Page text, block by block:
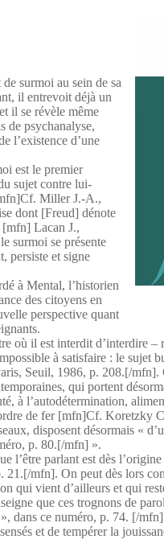
surmoi au sein de sa
il entrevoit déjà un
il se révèle même
de psychanalyse,
l’existence d’une
est le premier
sujet contre lui-
Miller J.-A.,
dont [Freud] dénote
[mfn] Lacan J.,
surmoi se présente
persiste et signe
à Mental, l’historien
des citoyens en
perspective quant
où il est interdit d’interdire
à satisfaire : le sujet
Seuil, 1986, p. 208.[/mfn].
qui portent
à l’autodétermination,
de fer [mfn]Cf. Koretzky
disposent désormais «
p. 80.[/mfn] ».
l’être parlant est dès
mfn]. On peut dès lors
qui vient d’ailleurs et qui
que ces trognons de
dans ce numéro, p. 74. [/
et de tempérer la